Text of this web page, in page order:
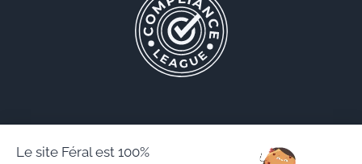
Le site Féral est 100%